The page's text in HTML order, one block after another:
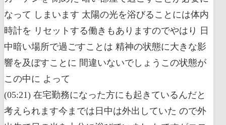
なって しまいます 太陽の光を浴びることには体内
時計を リセットする働きもありますのでやはり 日
中暗い場所で過ごすことは 精神の状態に大きな影
響を及ぼすことに 間違いないでしょうこの状態が
この中に よって
(05:21) 在宅勤務になった方にも起きているんだと
考えられます今までは日中は外出していた ので外